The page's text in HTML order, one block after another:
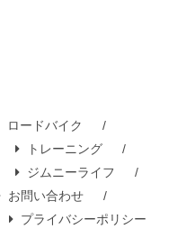
ロードバイク
トレーニング
ジムニーライフ
お問い合わせ
プライバシーポリシー